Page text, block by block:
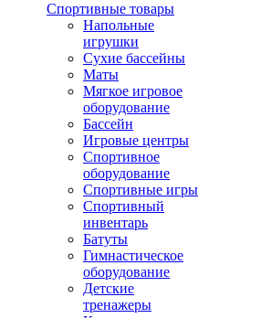
Спортивные товары
Напольные
игрушки
Сухие бассейны
Маты
Мягкое игровое
оборудование
Бассейн
Игровые центры
Спортивное
оборудование
Спортивные игры
Спортивный
инвентарь
Батуты
Гимнастическое
оборудование
Детские
тренажеры